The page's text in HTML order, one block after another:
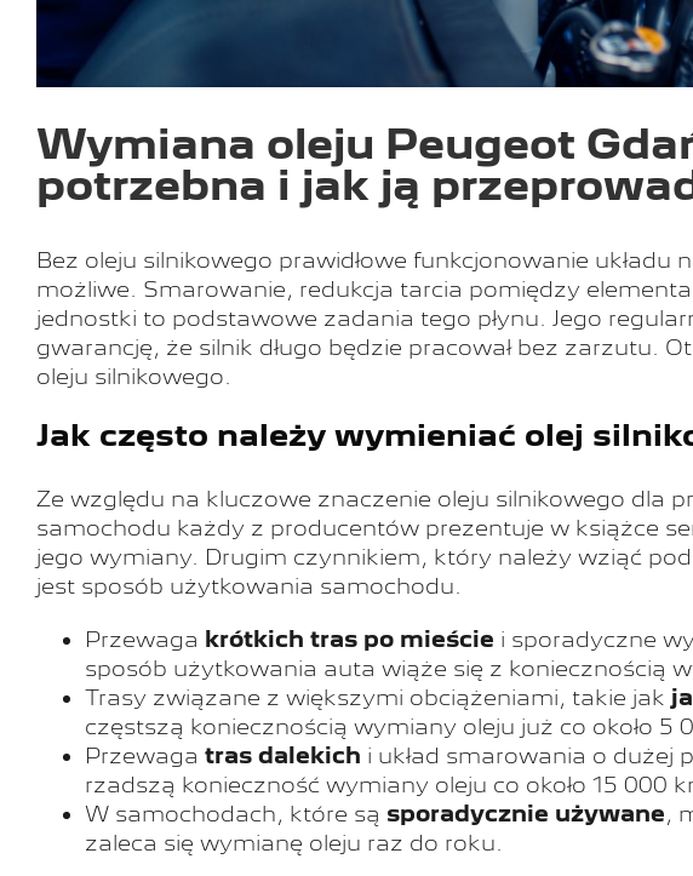
Wymiana oleju Peugeot
potrzebna i jak ją
Bez oleju silnikowego prawidłowe funkcjonowanie układu
możliwe. Smarowanie, redukcja tarcia pomiędzy
jednostki to podstawowe zadania tego płynu. Jego
gwarancję, że silnik długo będzie pracował bez zarzutu.
oleju silnikowego.
Jak często należy wymieniać olej
Ze względu na kluczowe znaczenie oleju silnikowego dla
samochodu każdy z producentów prezentuje w książce
jego wymiany. Drugim czynnikiem, który należy wziąć
jest sposób użytkowania samochodu.
Przewaga krótkich tras po mieście i sporadyczne
sposób użytkowania auta wiąże się z koniecznością
Trasy związane z większymi obciążeniami, takie jak
częstszą koniecznością wymiany oleju już co około 5
Przewaga tras dalekich i układ smarowania o dużej
rzadszą konieczność wymiany oleju co około 15 000
W samochodach, które są sporadycznie używane,
zaleca się wymianę oleju raz do roku.